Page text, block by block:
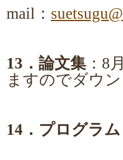
mail：
13．論文集 ：8
ますのでダウ
14．プログラム